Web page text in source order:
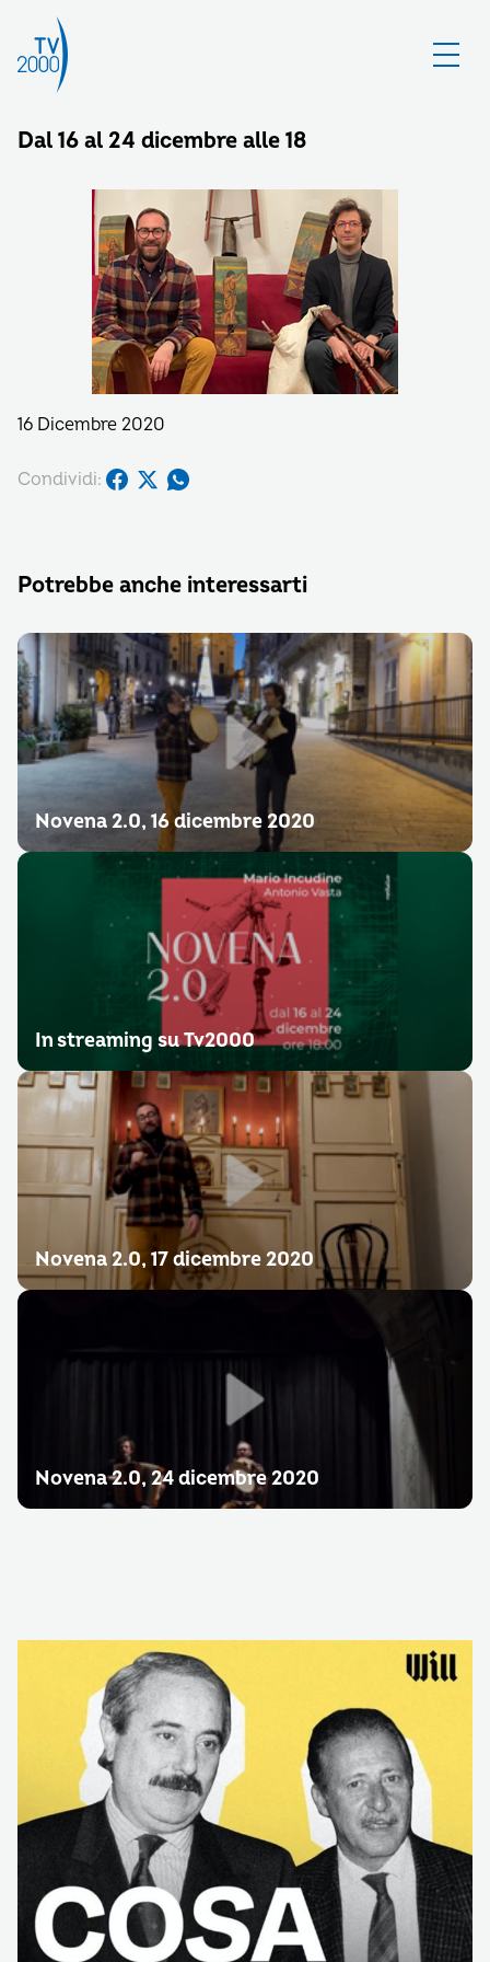
Dal 16 al 24 dicembre alle 18
16 Dicembre 2020
Condividi:
Potrebbe anche interessarti
Novena 2.0, 16 dicembre 2020
In streaming su Tv2000
Novena 2.0, 17 dicembre 2020
Novena 2.0, 24 dicembre 2020